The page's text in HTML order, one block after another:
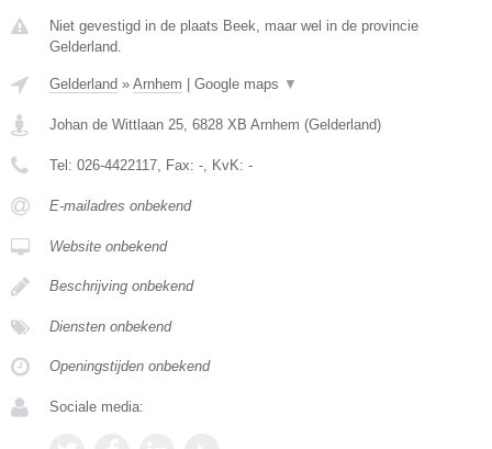
Niet gevestigd in de plaats Beek, maar wel in de provincie
Gelderland.
Gelderland » Arnhem Google maps ▼
Johan de Wittlaan 25 6828 XB Arnhem (Gelderland)
Tel: 026-4422117 , Fax: - , KvK: -
E-mailadres onbekend
Website onbekend
Beschrijving onbekend
Diensten onbekend
Openingstijden onbekend
Sociale media: